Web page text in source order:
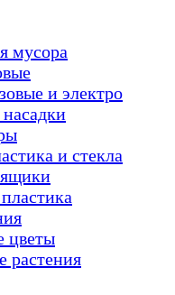
мусора
и электро
и стекла
цветы
растения